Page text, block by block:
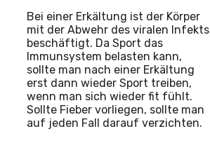
Bei einer Erkältung ist der Körper
mit der Abwehr des viralen Infekts
beschäftigt. Da Sport das
Immunsystem belasten kann,
sollte man nach einer Erkältung
erst dann wieder Sport treiben,
wenn man sich wieder fit fühlt.
Sollte Fieber vorliegen, sollte man
auf jeden Fall darauf verzichten.